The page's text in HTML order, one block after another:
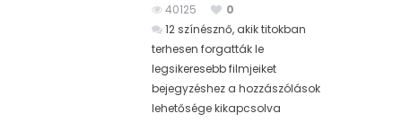
40125
0
12 színésznő, akik titokban
terhesen forgatták le
legsikeresebb filmjeiket
bejegyzéshez a hozzászólások
lehetősége kikapcsolva